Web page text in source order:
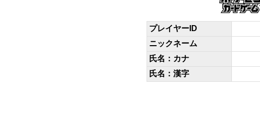
プレイヤーID
ニックネーム
氏名：カナ
氏名：漢字